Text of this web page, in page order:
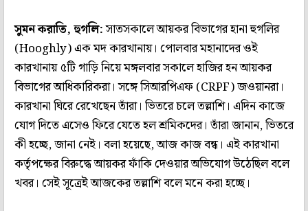
সুমন করাতি, হুগলি:সাতসকালে আয়কর বিভাগের হানা হুগলির
(Hooghly) এক মদ কারখানায়। পোলবার মহানাদের ওই
কারখানায় ৫টি গাড়ি নিয়ে মঙ্গলবার সকালে হাজির হন আয়কর
বিভাগের আধিকারিকরা। সঙ্গে সিআরপিএফ (CRPF) জওয়ানরা।
কারখানা ঘিরে রেখেছেন তাঁরা। ভিতরে চলে তল্লাশি। এদিন কাজে
যোগ দিতে এসেও ফিরে যেতে হল শ্রমিকদের। তাঁরা জানান, ভিতরে
কী হচ্ছে, জানা নেই। বলা হয়েছে, আজ কাজ বন্ধ। এই কারখানা
কর্তৃপক্ষের বিরুদ্ধে আয়কর ফাঁকি দেওয়ার অভিযোগ উঠেছিল বলে
খবর। সেই সূত্রেই আজকের তল্লাশি বলে মনে করা হচ্ছে।